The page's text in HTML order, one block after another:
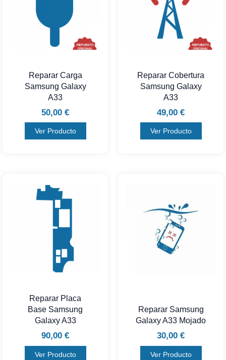
Reparar Carga
Samsung Galaxy
A33
50,00 €
Ver Producto
Reparar Cobertura
Samsung Galaxy
A33
49,00 €
Ver Producto
Reparar Placa
Base Samsung
Galaxy A33
90,00 €
Ver Producto
Reparar Samsung
Galaxy A33 Mojado
30,00 €
Ver Producto